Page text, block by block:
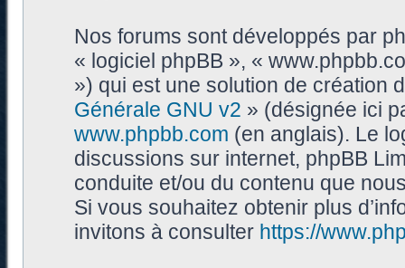
Nos forums sont développés par
« logiciel phpBB », «
») qui est une solution de création
Générale GNU v2 » (désignée ici
www.phpbb.com (en anglais). Le
discussions sur internet, phpBB
conduite et/ou du contenu que
Si vous souhaitez obtenir plus
invitons à consulter https://